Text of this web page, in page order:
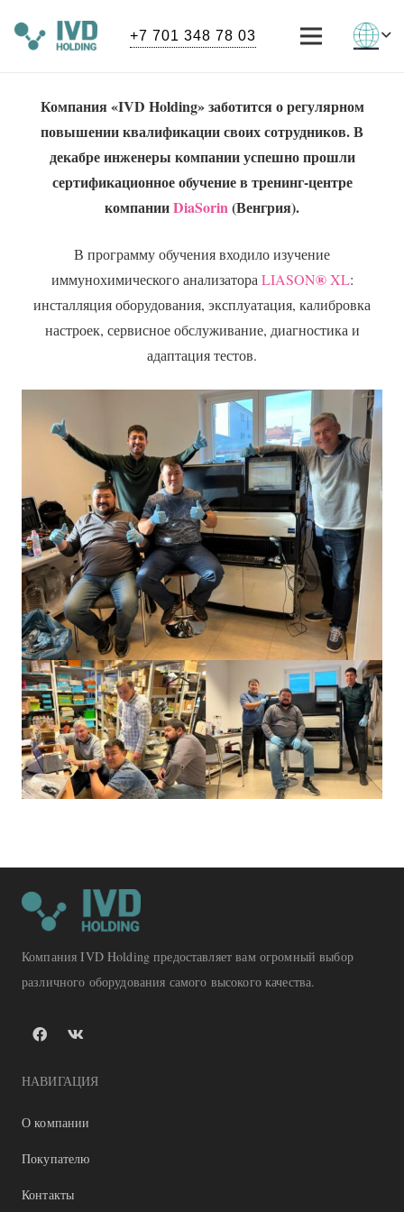
+7 701 348 78 03
Компания «IVD Holding» заботится о регулярном
повышении квалификации своих сотрудников. В
декабре инженеры компании успешно прошли
сертификационное обучение в тренинг-центре
компанииDiaSorin(Венгрия).
В программу обучения входило изучение
иммунохимического анализатора LIASON®XL:
инсталляция оборудования, эксплуатация, калибровка
настроек, сервисное обслуживание, диагностика и
адаптация тестов.
Компания IVD Holding предоставляет вам огромный выбор
различного оборудования самого высокого качества.
НАВИГАЦИЯ
О компании
Покупателю
Контакты